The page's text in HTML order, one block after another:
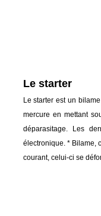
Le starter
Le starter est un
mercure en mettant
déparasitage. Les
électronique. * Bilame,
courant, celui-ci se